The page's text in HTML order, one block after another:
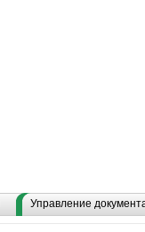
Управление